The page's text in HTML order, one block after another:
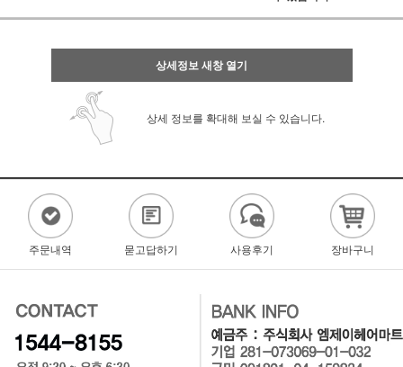
상세정보 새창 열기
상세 정보를 확대해 보실 수 있습니다.
주문내역 묻고답하기 사용후기 장바구니